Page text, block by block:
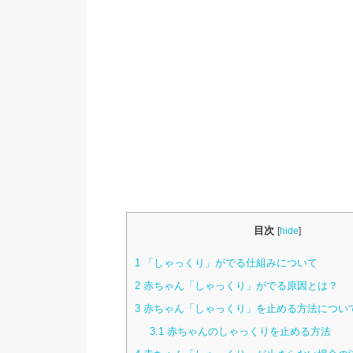
目次 [hide]
1「しゃっくり」がでる仕組みについて
2赤ちゃん「しゃっくり」がでる原因とは？
3赤ちゃん「しゃっくり」を止める方法につい
3.1 赤ちゃんのしゃっくりを止める方法